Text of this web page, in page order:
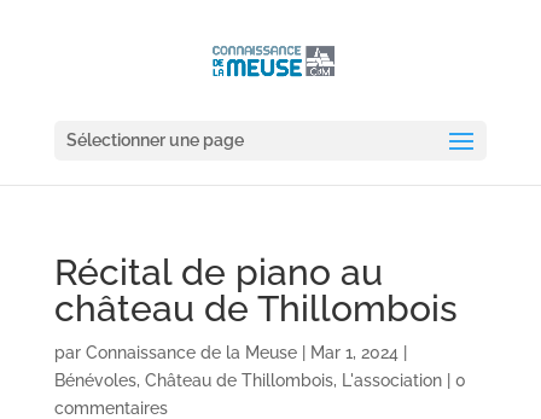
Sélectionner une page
Récital de piano au
château de Thillombois
par Connaissance de la Meuse| Mar 1, 2024
Bénévoles, Château de Thillombois, L'association| 0
commentaires